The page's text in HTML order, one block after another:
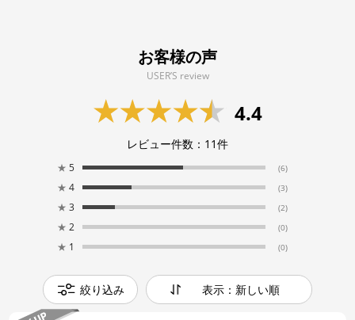
お客様の声
USER’S review
4.4
レビュー件数： 11件
★ 5 (6)
★ 4 (3)
★ 3 (2)
★ 2 (0)
★ 1 (0)
絞り込み 表示：新しい順